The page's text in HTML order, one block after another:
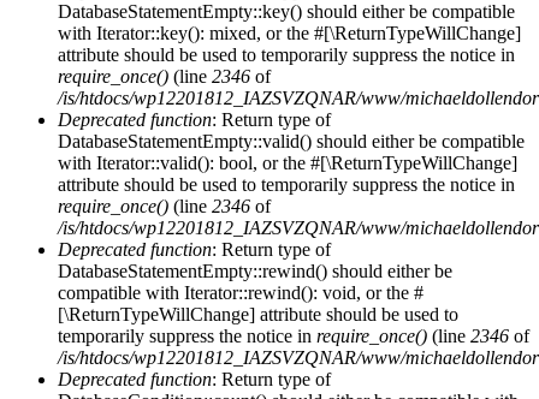
DatabaseStatementEmpty::key() should either be compatible
with Iterator::key(): mixed, or the #[\ReturnTypeWillChange]
attribute should be used to temporarily suppress the notice in
require_once() (line 2346 of
/is/htdocs/wp12201812_IAZSVZQNAR/www/
Deprecated function: Return type of
DatabaseStatementEmpty::valid() should either be compatible
with Iterator::valid(): bool, or the #[\ReturnTypeWillChange]
attribute should be used to temporarily suppress the notice in
require_once() (line 2346 of
/is/htdocs/wp12201812_IAZSVZQNAR/www/
Deprecated function: Return type of
DatabaseStatementEmpty::rewind() should either be
compatible with Iterator::rewind(): void, or the #
[\ReturnTypeWillChange] attribute should be used to
temporarily suppress the notice in require_once() (line 2346 of
/is/htdocs/wp12201812_IAZSVZQNAR/www/
Deprecated function: Return type of